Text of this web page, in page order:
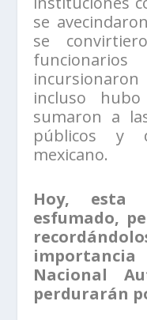
se
se
incluso
sumaron a
públicos y
mexicano.
Hoy, esta
esfumado,
importancia
Nacional
perdurarán